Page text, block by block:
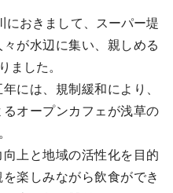
おきまして、スーパー堤
が水辺に集い、親しめる
ました。
には、規制緩和により、
オープンカフェが浅草の
上と地域の活性化を目的
楽しみながら飲食ができ